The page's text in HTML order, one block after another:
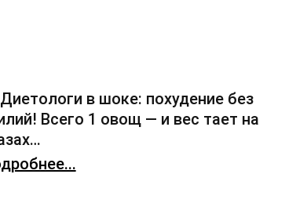
Диетологи в шоке: похудение без
Всего 1 овощ — и вес тает на